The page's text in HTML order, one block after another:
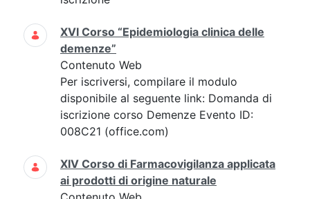
XVI Corso “Epidemiologia clinica delle
demenze”
Contenuto Web
Per iscriversi, compilare il modulo
disponibile al seguente link: Domanda di
iscrizione corso Demenze Evento ID:
008C21 (office.com)
XIV Corso di Farmacovigilanza applicata
ai prodotti di origine naturale